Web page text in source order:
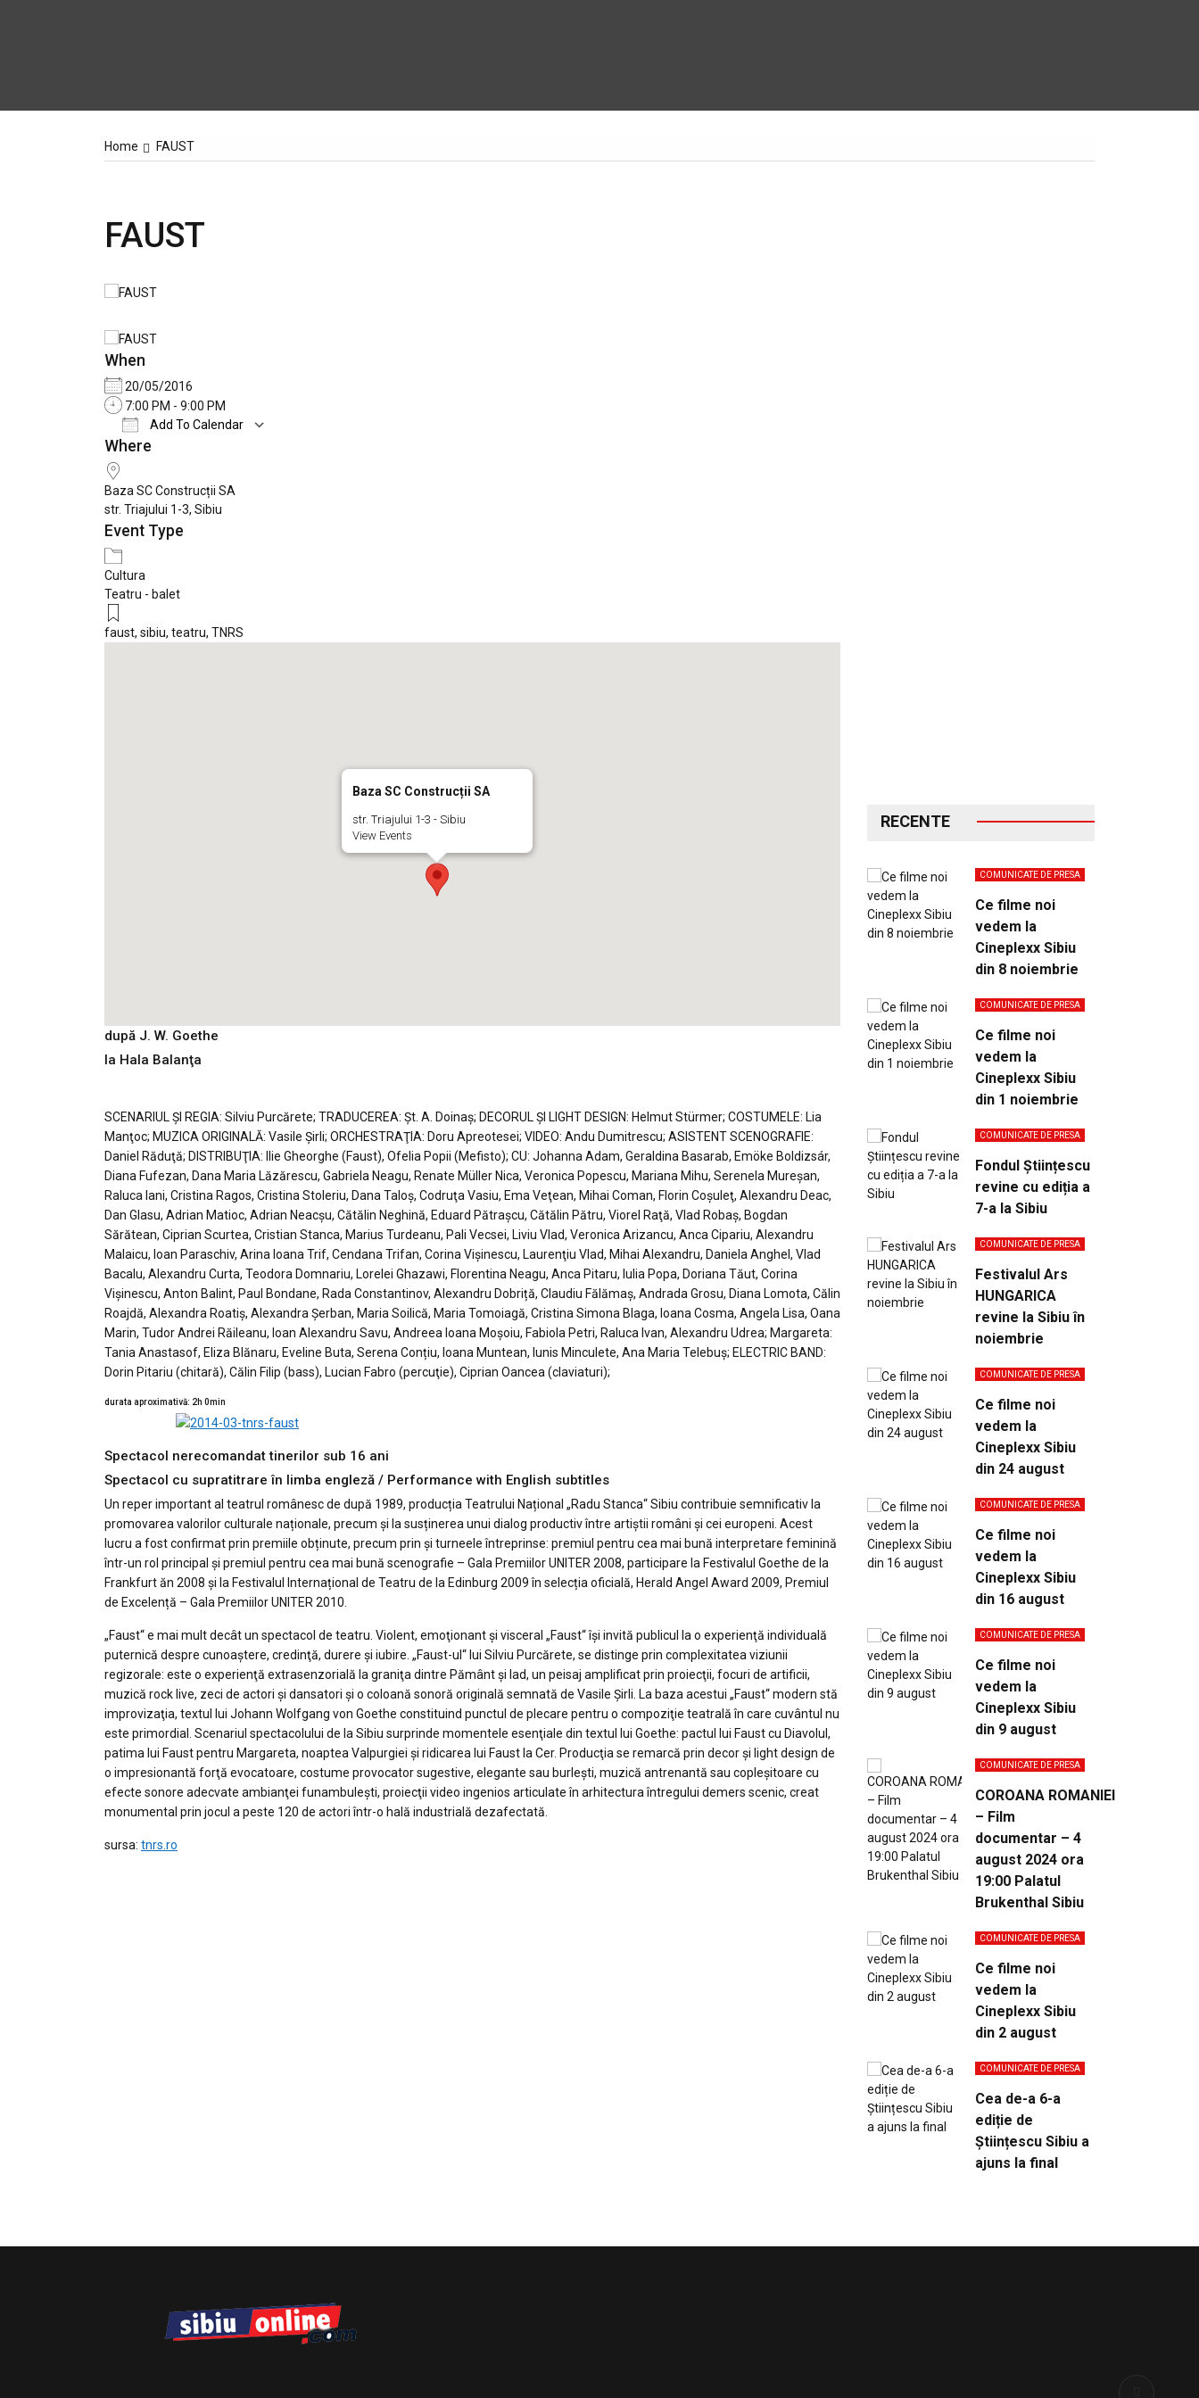
Home FAUST
FAUST
When
20/05/2016
7:00 PM - 9:00 PM
Add To Calendar
Download ICS
Where
Baza SC Construcții SA
str. Triajului 1-3, Sibiu
Event Type
Cultura
Teatru - balet
faust, sibiu, teatru, TNRS
Baza SC Construcții SA
str. Triajului 1-3 - Sibiu
View Events
după J. W. Goethe
la Hala Balanţa
SCENARIUL ȘI REGIA: Silviu Purcărete; TRADUCEREA: Şt. A. Doinaş; DECORUL ŞI LIGHT DESIGN: Helmut Stürmer; COSTUMELE: Lia
Manţoc; MUZICA ORIGINALĂ: Vasile Şirli; ORCHESTRAŢIA: Doru Apreotesei; VIDEO: Andu Dumitrescu; ASISTENT SCENOGRAFIE:
Daniel Răduţă; DISTRIBUŢIA: Ilie Gheorghe (Faust), Ofelia Popii (Mefisto); CU: Johanna Adam, Geraldina Basarab, Emöke Boldizsár,
Diana Fufezan, Dana Maria Lăzărescu, Gabriela Neagu, Renate Müller Nica, Veronica Popescu, Mariana Mihu, Serenela Mureşan,
Raluca Iani, Cristina Ragos, Cristina Stoleriu, Dana Taloş, Codruţa Vasiu, Ema Veţean, Mihai Coman, Florin Coşuleţ, Alexandru Deac,
Dan Glasu, Adrian Matioc, Adrian Neacşu, Cătălin Neghină, Eduard Pătraşcu, Cătălin Pătru, Viorel Raţă, Vlad Robaş, Bogdan
Sărătean, Ciprian Scurtea, Cristian Stanca, Marius Turdeanu, Pali Vecsei, Liviu Vlad, Veronica Arizancu, Anca Cipariu, Alexandru
Malaicu, Ioan Paraschiv, Arina Ioana Trif, Cendana Trifan, Corina Vişinescu, Laurenţiu Vlad, Mihai Alexandru, Daniela Anghel, Vlad
Bacalu, Alexandru Curta, Teodora Domnariu, Lorelei Ghazawi, Florentina Neagu, Anca Pitaru, Iulia Popa, Doriana Tăut, Corina
Vișinescu, Anton Balint, Paul Bondane, Rada Constantinov, Alexandru Dobriță, Claudiu Fălămaș, Andrada Grosu, Diana Lomota, Călin
Roajdă, Alexandra Roatiș, Alexandra Șerban, Maria Soilică, Maria Tomoiagă, Cristina Simona Blaga, Ioana Cosma, Angela Lisa, Oana
Marin, Tudor Andrei Răileanu, Ioan Alexandru Savu, Andreea Ioana Moşoiu, Fabiola Petri, Raluca Ivan, Alexandru Udrea; Margareta:
Tania Anastasof, Eliza Blănaru, Eveline Buta, Serena Conțiu, Ioana Muntean, Iunis Minculete, Ana Maria Telebuș; ELECTRIC BAND:
Dorin Pitariu (chitară), Călin Filip (bass), Lucian Fabro (percuţie), Ciprian Oancea (claviaturi);
durata aproximativă: 2h 0min
Spectacol nerecomandat tinerilor sub 16 ani
Spectacol cu supratitrare în limba engleză / Performance with English subtitles
Un reper important al teatrul românesc de după 1989, producția Teatrului Național „Radu Stanca“ Sibiu contribuie semnificativ la
promovarea valorilor culturale naționale, precum și la susținerea unui dialog productiv între artiștii români și cei europeni. Acest
lucru a fost confirmat prin premiile obținute, precum prin și turneele întreprinse: premiul pentru cea mai bună interpretare feminină
într-un rol principal și premiul pentru cea mai bună scenografie – Gala Premiilor UNITER 2008, participare la Festivalul Goethe de la
Frankfurt ăn 2008 și la Festivalul Internațional de Teatru de la Edinburg 2009 în selecția oficială, Herald Angel Award 2009, Premiul
de Excelență – Gala Premiilor UNITER 2010.
„Faust“ e mai mult decât un spectacol de teatru. Violent, emoţionant şi visceral „Faust“ îşi invită publicul la o experienţă individuală
puternică despre cunoaștere, credinţă, durere şi iubire. „Faust-ul“ lui Silviu Purcărete, se distinge prin complexitatea viziunii
regizorale: este o experienţă extrasenzorială la graniţa dintre Pământ şi Iad, un peisaj amplificat prin proiecţii, focuri de artificii,
muzică rock live, zeci de actori şi dansatori şi o coloană sonoră originală semnată de Vasile Şirli. La baza acestui „Faust“ modern stă
improvizaţia, textul lui Johann Wolfgang von Goethe constituind punctul de plecare pentru o compoziţie teatrală în care cuvântul nu
este primordial. Scenariul spectacolului de la Sibiu surprinde momentele esenţiale din textul lui Goethe: pactul lui Faust cu Diavolul,
patima lui Faust pentru Margareta, noaptea Valpurgiei şi ridicarea lui Faust la Cer. Producţia se remarcă prin decor şi light design de
o impresionantă forţă evocatoare, costume provocator sugestive, elegante sau burleşti, muzică antrenantă sau copleşitoare cu
efecte sonore adecvate ambianţei funambuleşti, proiecţii video ingenios articulate în arhitectura întregului demers scenic, creat
monumental prin jocul a peste 120 de actori într-o hală industrială dezafectată.
sursa: tnrs.ro
RECENTE
COMUNICATE DE PRESA
Ce filme noi
vedem la
Cineplexx Sibiu
din 8 noiembrie
COMUNICATE DE PRESA
Ce filme noi
vedem la
Cineplexx Sibiu
din 1 noiembrie
COMUNICATE DE PRESA
Fondul Științescu
revine cu ediția a
7-a la Sibiu
COMUNICATE DE PRESA
Festivalul Ars
HUNGARICA
revine la Sibiu în
noiembrie
COMUNICATE DE PRESA
Ce filme noi
vedem la
Cineplexx Sibiu
din 24 august
COMUNICATE DE PRESA
Ce filme noi
vedem la
Cineplexx Sibiu
din 16 august
COMUNICATE DE PRESA
Ce filme noi
vedem la
Cineplexx Sibiu
din 9 august
COMUNICATE DE PRESA
COROANA ROMANIEI
– Film
documentar – 4
august 2024 ora
19:00 Palatul
Brukenthal Sibiu
COMUNICATE DE PRESA
Ce filme noi
vedem la
Cineplexx Sibiu
din 2 august
COMUNICATE DE PRESA
Cea de-a 6-a
ediție de
Științescu Sibiu a
ajuns la final